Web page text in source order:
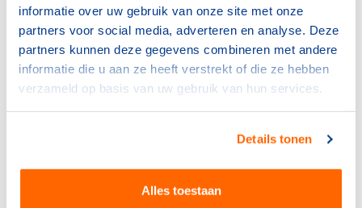
informatie over uw gebruik van onze site met onze
partners voor social media, adverteren en analyse. Deze
partners kunnen deze gegevens combineren met andere
informatie die u aan ze heeft verstrekt of die ze hebben
verzameld op basis van uw gebruik van hun services.
Details tonen
Alles toestaan
manier aan kan werken? Neem contact op metMargot
Kouwenberg, programmamanager
Clubkaderontwikkeling.
Als sportbond kun je de 4V campagne gebruiken als
haakje om clubs te stimuleren structureel aandacht te
belangrijke groep mensen binnen de club.
iedereen, waarbij sportplezier en kaderplezier